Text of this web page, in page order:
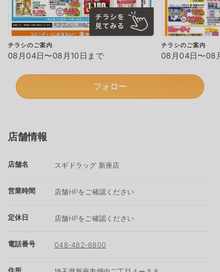
チラシのご案内
08月04日〜08月10日まで
チラシのご案内
08月04日〜08
フォロー
店舗情報
店舗名 スギドラッグ 新座店
営業時間 店舗HPをご確認ください
定休日 店舗HPをご確認ください
電話番号 048-482-8800
住所